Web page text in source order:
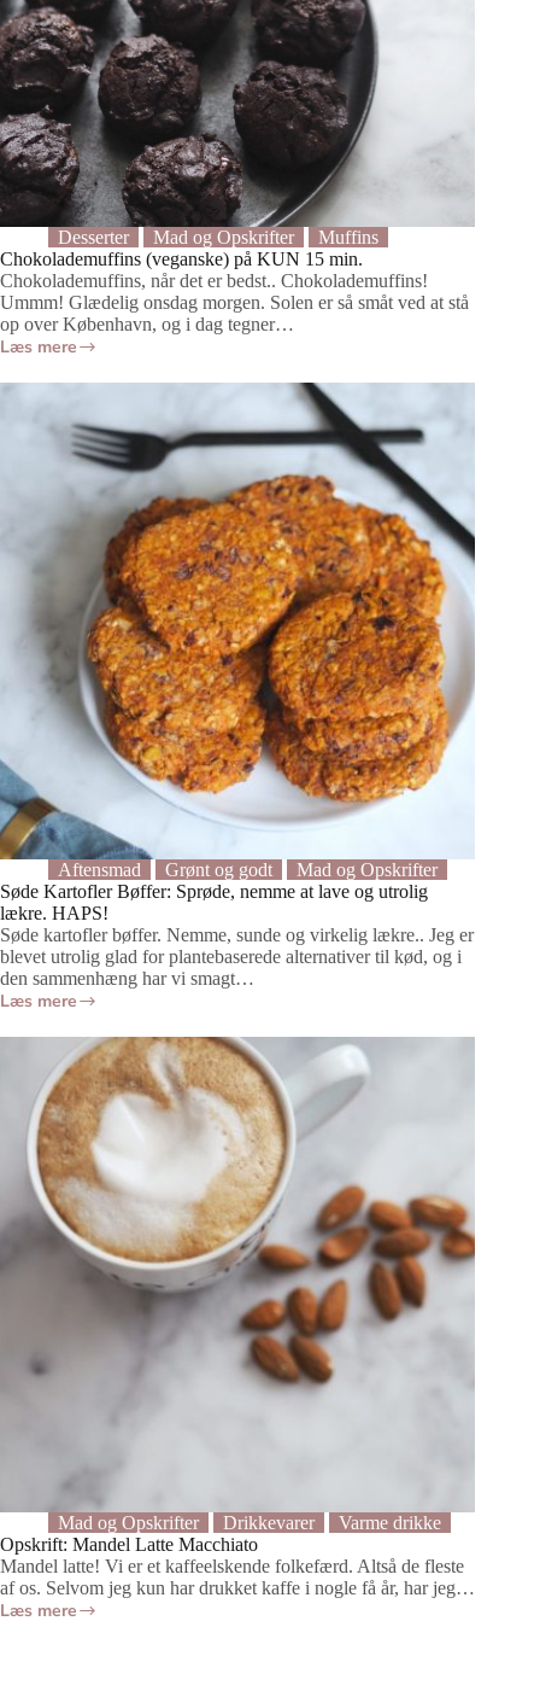
Desserter Mad og Opskrifter
Muffins
Chokolademuffins (veganske) på KUN 15 min.
Chokolademuffins, når det er bedst.. Chokolademuffins!
Ummm! Glædelig onsdag morgen. Solen er så småt ved at stå
op over København, og i dag tegner…
Læs mere
Chokolademuffins
(veganske)
Aftensmad Grønt og godt
Mad og Opskrifter
Søde Kartofler Bøffer: Sprøde, nemme at lave og utrolig
lækre. HAPS!
Søde kartofler bøffer. Nemme, sunde og virkelig lækre.. Jeg er
blevet utrolig glad for plantebaserede alternativer til kød, og i
den sammenhæng har vi smagt…
Læs mere
Søde
Kartofler
Sprøde,
nemme
utrolig
lækre.
Mad og Opskrifter Drikkevarer
Varme drikke
Opskrift: Mandel Latte Macchiato
Mandel latte! Vi er et kaffeelskende folkefærd. Altså de fleste
af os. Selvom jeg kun har drukket kaffe i nogle få år, har jeg…
Læs mere
Opskrift: